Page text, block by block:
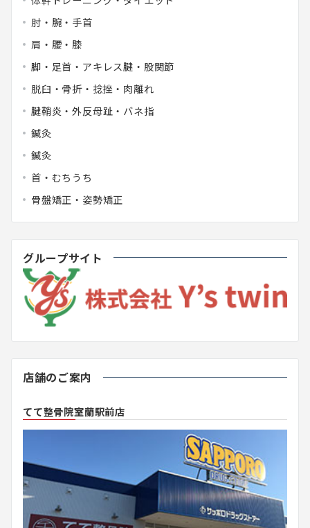
肘・腕・手首
肩・腰・膝
脚・足首・アキレス腱・股関節
脱臼・骨折・捻挫・肉離れ
腱鞘炎・外反母趾・バネ指
鍼灸
鍼灸
首・むちうち
骨盤矯正・姿勢矯正
グループサイト
店舗のご案内
てて整骨院室蘭駅前店